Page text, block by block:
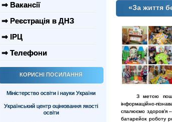
⇒ Вакансії
⇒ Реєстрація в ДНЗ
⇒ ІРЦ
⇒ Телефони
КОРИСНІ ПОСИЛАННЯ
Міністерство освіти і науки України
Український центр оцінювання якості
освіти
«За життя
З метою
інформаційно-
спалюємо здоров’я
батарейок роботу